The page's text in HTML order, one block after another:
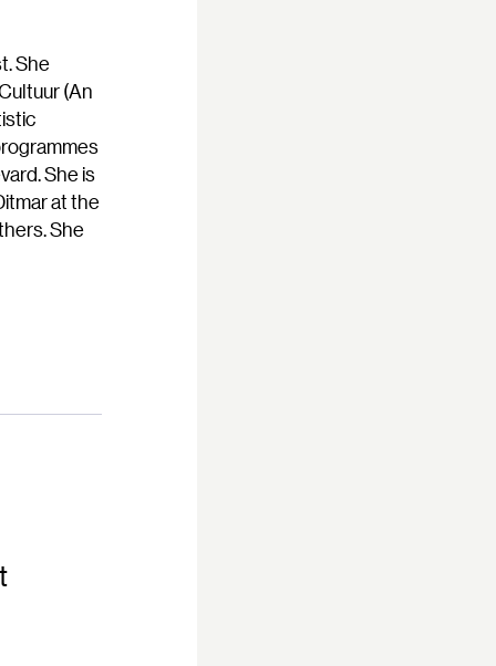
She
(An
She is
at the
She